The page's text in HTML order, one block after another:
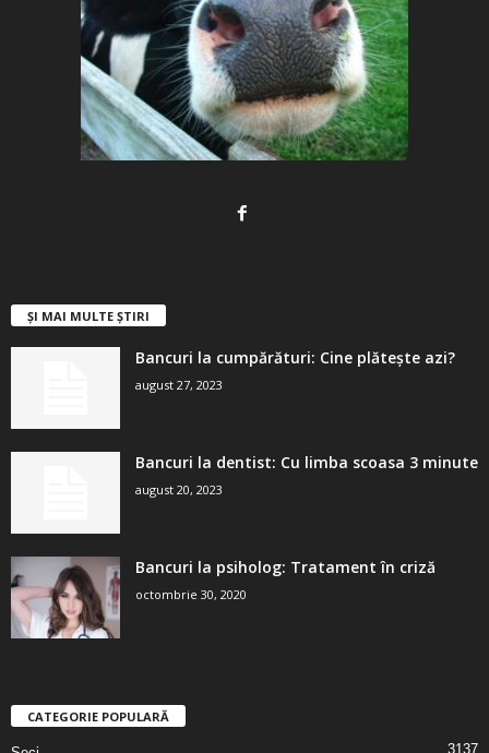
ȘI MAI MULTE ȘTIRI
Bancuri la cumpărături: Cine plătește azi?
august 27, 2023
Bancuri la dentist: Cu limba scoasa 3 minute
august 20, 2023
Bancuri la psiholog: Tratament în criză
octombrie 30, 2020
CATEGORIE POPULARĂ
3137